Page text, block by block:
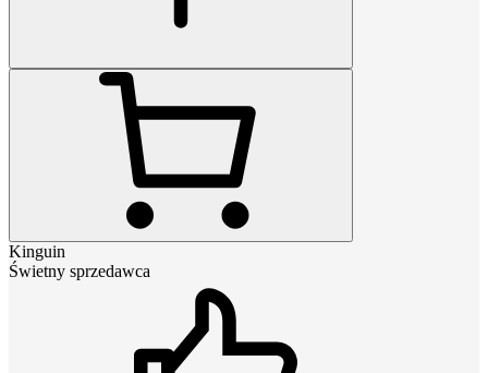
Kinguin
Świetny sprzedawca